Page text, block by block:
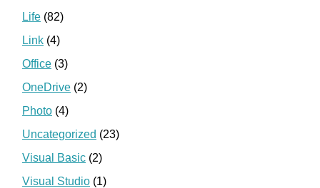
Life (82)
Link (4)
Office (3)
OneDrive (2)
Photo (4)
Uncategorized (23)
Visual Basic (2)
Visual Studio (1)